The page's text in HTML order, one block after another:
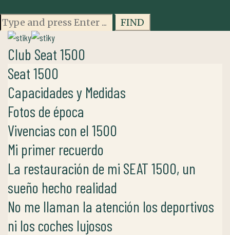
Search
for:
Club Seat 1500
Seat 1500
Capacidades y Medidas
Fotos de época
Vivencias con el 1500
Mi primer recuerdo
La restauración de mi SEAT 1500, un
sueño hecho realidad
No me llaman la atención los deportivos
ni los coches lujosos